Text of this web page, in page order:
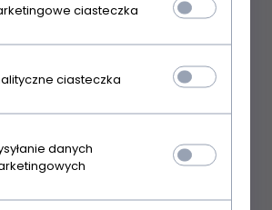
z
H
ciasteczka
ciasteczka
danych